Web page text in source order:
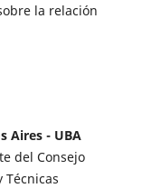
la relación
Aires - UBA
del Consejo
Técnicas